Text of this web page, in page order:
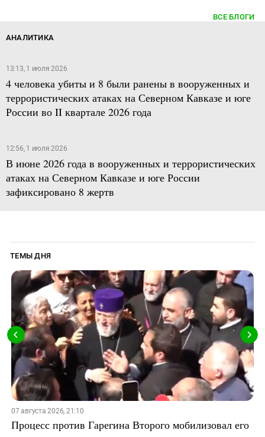
ВСЕ БЛОГИ
АНАЛИТИКА
13:13, 1 июля 2026
4 человека убиты и 8 были ранены в вооруженных и
террористических атаках на Северном Кавказе и юге
России во II квартале 2026 года
12:56, 1 июля 2026
В июне 2026 года в вооруженных и террористических
атаках на Северном Кавказе и юге России
зафиксировано 8 жертв
ТЕМЫ ДНЯ
07 августа 2026, 21:10
Процесс против Гарегина Второго мобилизовал его